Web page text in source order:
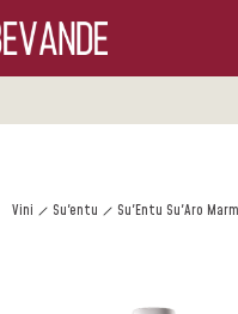
Vini Su'entu Su'Entu Su'Aro